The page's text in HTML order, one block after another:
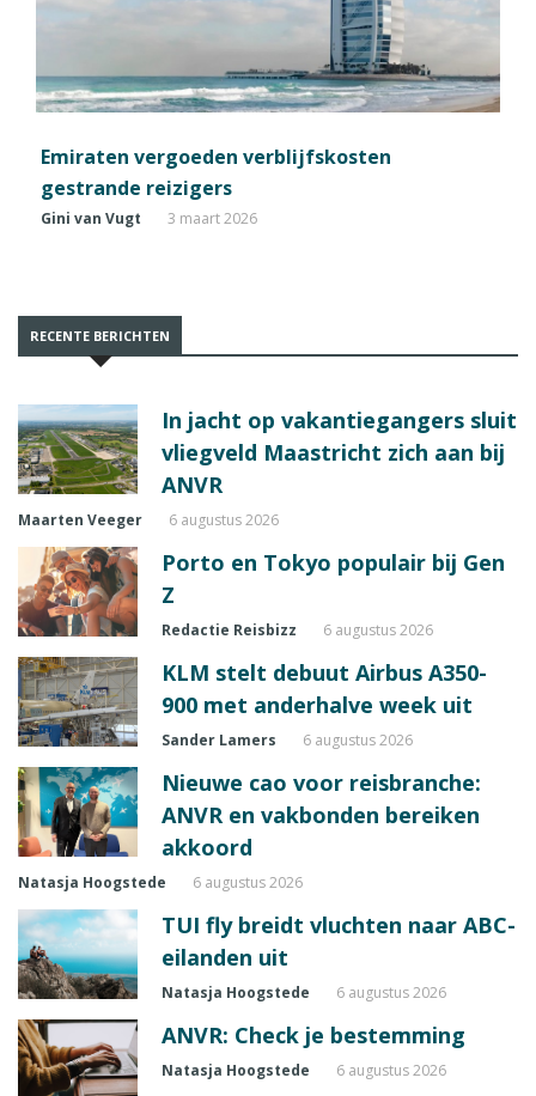
Emiraten vergoeden verblijfskosten
gestrande reizigers
Gini van Vugt 3 maart 2026
RECENTE BERICHTEN
In jacht op vakantiegangers sluit
vliegveld Maastricht zich aan bij
ANVR
Maarten Veeger 6 augustus 2026
Porto en Tokyo populair bij Gen
Z
Redactie Reisbizz 6 augustus 2026
KLM stelt debuut Airbus A350-
900 met anderhalve week uit
Sander Lamers 6 augustus 2026
Nieuwe cao voor reisbranche:
ANVR en vakbonden bereiken
akkoord
Natasja Hoogstede 6 augustus 2026
TUI fly breidt vluchten naar ABC-
eilanden uit
Natasja Hoogstede 6 augustus 2026
ANVR: Check je bestemming
Natasja Hoogstede 6 augustus 2026